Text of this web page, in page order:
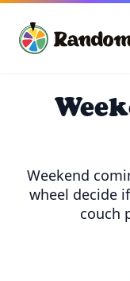
Weekend
wheel decide
couch